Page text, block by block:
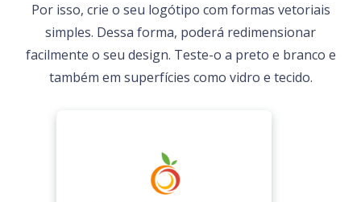
Por isso, crie o seu logótipo com formas vetoriais
simples. Dessa forma, poderá redimensionar
facilmente o seu design. Teste-o a preto e branco e
também em superfícies como vidro e tecido.